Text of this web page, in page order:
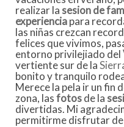
realizar la sesion de
experienciapara
las niñas crezcan
felices que vivimos,
entorno privilejiado del
vertiente sur de la
bonito y tranquilo
Merece la pela ir un fin
zona, lasfotosde la
divertidas. Mi
permitirme disfrutar de